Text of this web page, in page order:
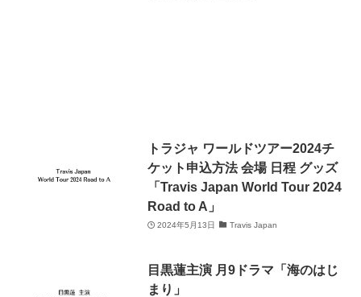
トラジャ ワールドツアー2024チ
ケット申込方法 会場 日程 グッズ
「Travis Japan World Tour 2024
Road to A」
2024年5月13日 Travis Japan
目黒蓮主演 月9ドラマ「海のはじ
まり」